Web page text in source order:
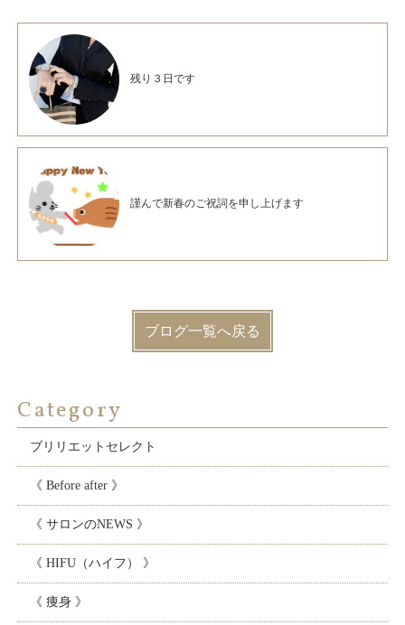
残り３日です
謹んで新春のご祝詞を申し上げます
ブログ一覧へ戻る
Category
ブリリエットセレクト
《 Before after 》
《 サロンのNEWS 》
《 HIFU（ハイフ） 》
《 痩身 》